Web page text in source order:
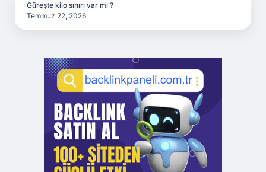
Güreşte kilo sınırı var mı ?
Temmuz 22, 2026